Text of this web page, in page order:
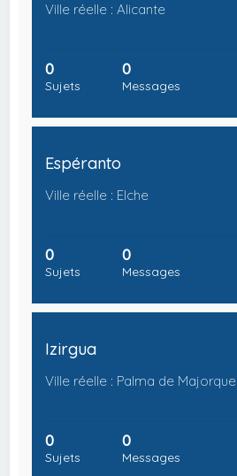
Ville réelle : Alicante
0
Sujets
0
Messages
Espéranto
Ville réelle : Elche
0
Sujets
0
Messages
Izirgua
Ville réelle : Palma de Majorque
0
Sujets
0
Messages